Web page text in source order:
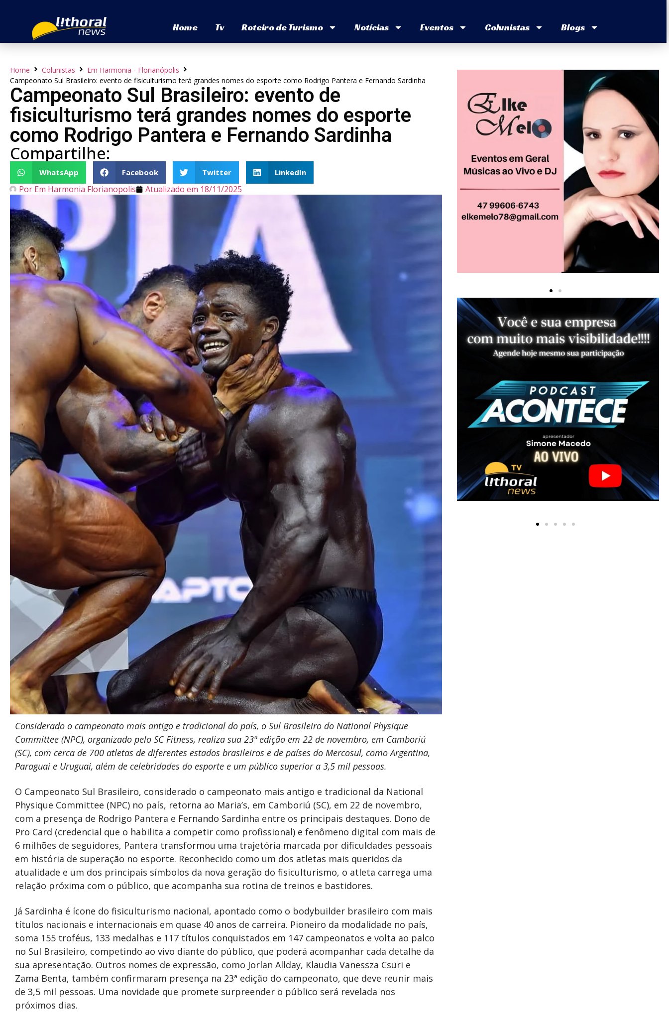
Home Tv Roteiro de Turismo Notícias Eventos Colunistas Blogs
Home Colunistas
Em Harmonia - Florianópolis
Campeonato Sul Brasileiro: evento de fisiculturismo terá grandes nomes do esporte como Rodrigo Pantera e Fernando Sardinha
Campeonato Sul Brasileiro: evento de
fisiculturismo terá grandes nomes do esporte
como Rodrigo Pantera e Fernando Sardinha
Compartilhe:
WhatsApp Facebook Twitter LinkedIn
Por Em Harmonia Florianopolis Atualizado em 18/11/2025
Considerado o campeonato mais antigo e tradicional do país, o Sul Brasileiro do National Physique
Committee (NPC), organizado pelo SC Fitness, realiza sua 23ª edição em 22 de novembro, em Camboriú
(SC), com cerca de 700 atletas de diferentes estados brasileiros e de países do Mercosul, como Argentina,
Paraguai e Uruguai, além de celebridades do esporte e um público superior a 3,5 mil pessoas.
O Campeonato Sul Brasileiro, considerado o campeonato mais antigo e tradicional da National
Physique Committee (NPC) no país, retorna ao Maria’s, em Camboriú (SC), em 22 de novembro,
com a presença de Rodrigo Pantera e Fernando Sardinha entre os principais destaques. Dono de
Pro Card (credencial que o habilita a competir como profissional) e fenômeno digital com mais de
6 milhões de seguidores, Pantera transformou uma trajetória marcada por dificuldades pessoais
em história de superação no esporte. Reconhecido como um dos atletas mais queridos da
atualidade e um dos principais símbolos da nova geração do fisiculturismo, o atleta carrega uma
relação próxima com o público, que acompanha sua rotina de treinos e bastidores.
Já Sardinha é ícone do fisiculturismo nacional, apontado como o bodybuilder brasileiro com mais
títulos nacionais e internacionais em quase 40 anos de carreira. Pioneiro da modalidade no país,
soma 155 troféus, 133 medalhas e 117 títulos conquistados em 147 campeonatos e volta ao palco
no Sul Brasileiro, competindo ao vivo diante do público, que poderá acompanhar cada detalhe da
sua apresentação. Outros nomes de expressão, como Jorlan Allday, Klaudia Vanessza Csüri e
Zama Benta, também confirmaram presença na 23ª edição do campeonato, que deve reunir mais
de 3,5 mil pessoas. Uma novidade que promete surpreender o público será revelada nos
próximos dias.